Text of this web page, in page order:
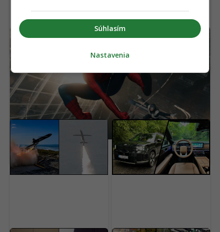
Stačilo mu len 6 dní. Nový Spider-Man trhá
Vyzerá ako dron, funguje
ako riadená strela. Bývalí
inžinieri F1 postavili pre
Britov unikátnu zbraň
Poistka ťa môže
zruinovať. Tieto hybridy
a elektromobily sú v
roku 2026 najlacnejšie
Súhlasím
Nastavenia